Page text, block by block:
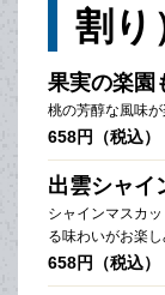
割り
果実の楽園
桃の芳醇な風味
658円（税込）
出雲シャイ
シャインマスカ
る味わいがお楽し
658円（税込）